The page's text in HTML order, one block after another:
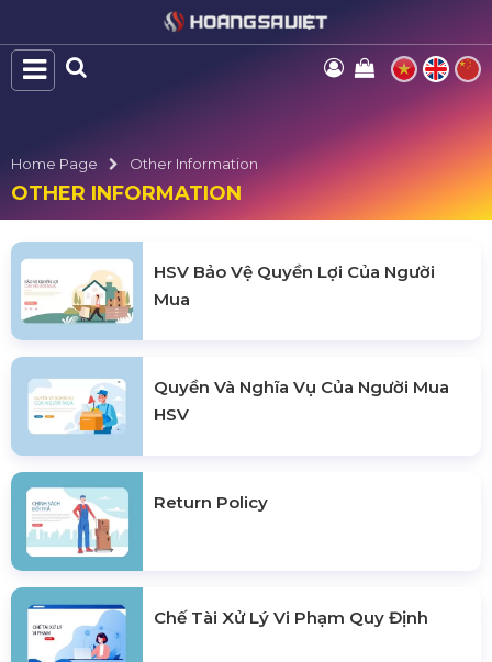
Home Page Other Information
OTHER INFORMATION
HSV Bảo Vệ Quyền Lợi Của Người
Mua
Quyền Và Nghĩa Vụ Của Người Mua
HSV
Return Policy
Chế Tài Xử Lý Vi Phạm Quy Định